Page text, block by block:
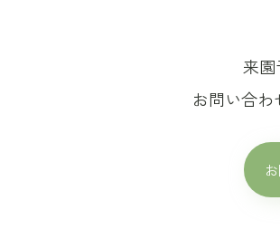
来園
お問い合わ